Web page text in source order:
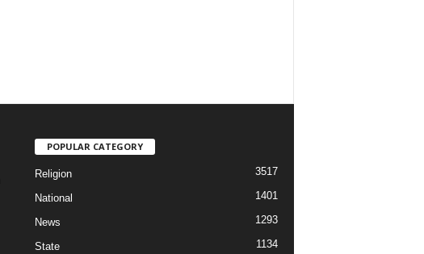
POPULAR CATEGORY
Religion 3517
National 1401
News 1293
State 1134